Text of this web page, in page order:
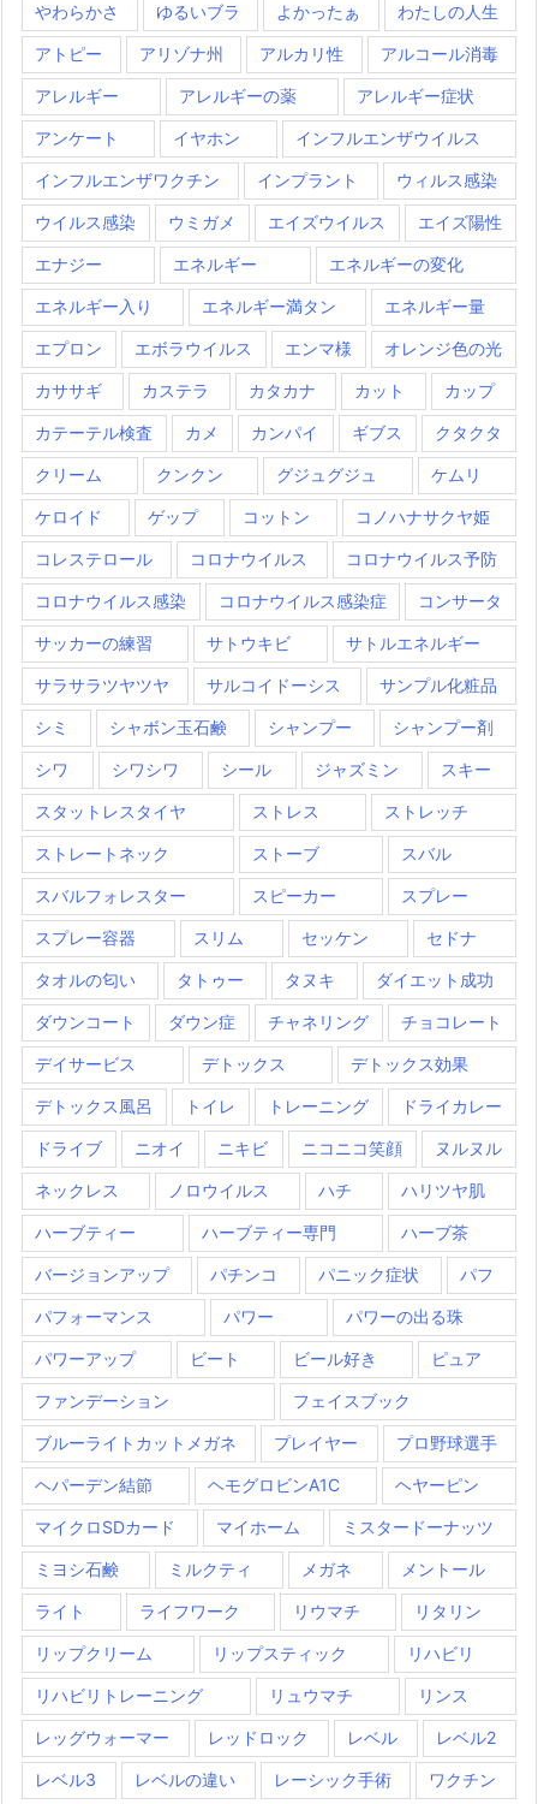
やわらかさ ゆるいブラ よかったぁ わたしの人生
アトピー アリゾナ州 アルカリ性 アルコール消毒
アレルギー アレルギーの薬 アレルギー症状
アンケート イヤホン インフルエンザウイルス
インフルエンザワクチン インプラント ウィルス感染
ウイルス感染 ウミガメ エイズウイルス エイズ陽性
エナジー エネルギー エネルギーの変化
エネルギー入り エネルギー満タン エネルギー量
エプロン エボラウイルス エンマ様 オレンジ色の光
カササギ カステラ カタカナ カット カップ
カテーテル検査 カメ カンパイ ギブス クタクタ
クリーム クンクン グジュグジュ ケムリ
ケロイド ゲップ コットン コノハナサクヤ姫
コレステロール コロナウイルス コロナウイルス予防
コロナウイルス感染 コロナウイルス感染症 コンサータ
サッカーの練習 サトウキビ サトルエネルギー
サラサラツヤツヤ サルコイドーシス サンプル化粧品
シミ シャボン玉石鹸 シャンプー シャンプー剤
シワ シワシワ シール ジャズミン スキー
スタットレスタイヤ ストレス ストレッチ
ストレートネック ストーブ スバル
スバルフォレスター スピーカー スプレー
スプレー容器 スリム セッケン セドナ
タオルの匂い タトゥー タヌキ ダイエット成功
ダウンコート ダウン症 チャネリング チョコレート
デイサービス デトックス デトックス効果
デトックス風呂 トイレ トレーニング ドライカレー
ドライブ ニオイ ニキビ ニコニコ笑顔 ヌルヌル
ネックレス ノロウイルス ハチ ハリツヤ肌
ハーブティー ハーブティー専門 ハーブ茶
バージョンアップ パチンコ パニック症状 パフ
パフォーマンス パワー パワーの出る珠
パワーアップ ビート ビール好き ピュア
ファンデーション フェイスブック
ブルーライトカットメガネ プレイヤー プロ野球選手
ヘパーデン結節 ヘモグロビンA1C ヘヤーピン
マイクロSDカード マイホーム ミスタードーナッツ
ミヨシ石鹸 ミルクティ メガネ メントール
ライト ライフワーク リウマチ リタリン
リップクリーム リップスティック リハビリ
リハビリトレーニング リュウマチ リンス
レッグウォーマー レッドロック レベル レベル2
レベル3 レベルの違い レーシック手術 ワクチン